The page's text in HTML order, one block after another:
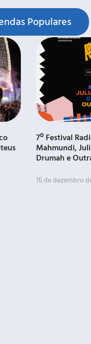
Populares
7º Festival
Mahmundi,
Drumah e
15 de dezembro